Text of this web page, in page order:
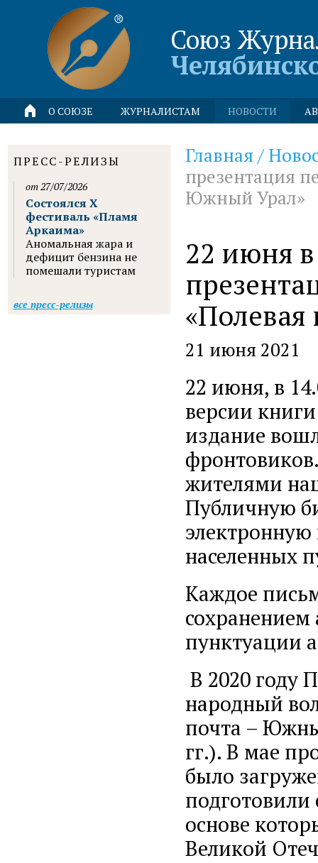
Союз
О СОЮЗЕ ЖУРНАЛИСТАМ НОВОСТИ
Главная /
презентация
Южный Урал»
22 июня
21 июня 2021
22 июня, в
версии
издание
жителями
Публичную
электронную
населенных
Каждое
сохранением
пунктуации
В 2020 году
народный
почта –
гг.). В мае
было
подготовили
основе
Великой
ПРЕСС-РЕЛИЗЫ
от 27/07/2026
Состоялся X
фестиваль «Пламя
Аркаима»
Аномальная жара и
дефицит бензина не
помешали туристам
все пресс-релизы